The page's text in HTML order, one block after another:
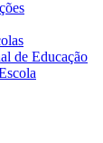
de Educação